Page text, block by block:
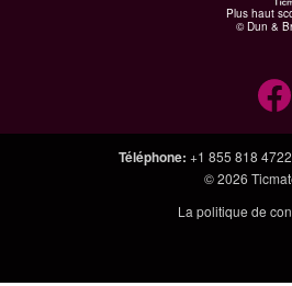
Plus haut
© Dun &
Téléphone: +1 855 818 4722
© 2026
La politique de